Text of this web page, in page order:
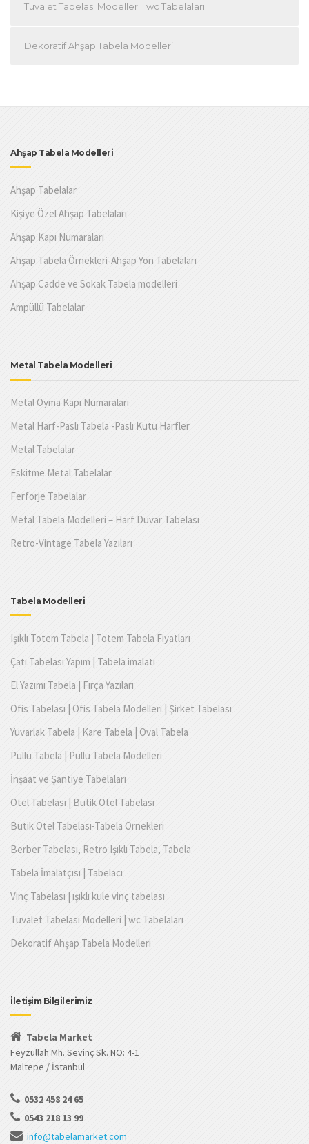
Tuvalet Tabelası Modelleri | wc Tabelaları
Dekoratif Ahşap Tabela Modelleri
Ahşap Tabela Modelleri
Ahşap Tabelalar
Kişiye Özel Ahşap Tabelaları
Ahşap Kapı Numaraları
Ahşap Tabela Örnekleri-Ahşap Yön Tabelaları
Ahşap Cadde ve Sokak Tabela modelleri
Ampüllü Tabelalar
Metal Tabela Modelleri
Metal Oyma Kapı Numaraları
Metal Harf-Paslı Tabela -Paslı Kutu Harfler
Metal Tabelalar
Eskitme Metal Tabelalar
Ferforje Tabelalar
Metal Tabela Modelleri – Harf Duvar Tabelası
Retro-Vintage Tabela Yazıları
Tabela Modelleri
Işıklı Totem Tabela | Totem Tabela Fiyatları
Çatı Tabelası Yapım | Tabela imalatı
El Yazımı Tabela | Fırça Yazıları
Ofis Tabelası | Ofis Tabela Modelleri | Şirket Tabelası
Yuvarlak Tabela | Kare Tabela | Oval Tabela
Pullu Tabela | Pullu Tabela Modelleri
İnşaat ve Şantiye Tabelaları
Otel Tabelası | Butik Otel Tabelası
Butik Otel Tabelası-Tabela Örnekleri
Berber Tabelası, Retro Işıklı Tabela, Tabela
Tabela İmalatçısı | Tabelacı
Vinç Tabelası | ışıklı kule vinç tabelası
Tuvalet Tabelası Modelleri | wc Tabelaları
Dekoratif Ahşap Tabela Modelleri
İletişim Bilgilerimiz
Tabela Market
Feyzullah Mh. Sevinç Sk. NO: 4-1
Maltepe / İstanbul
0532 458 24 65
0543 218 13 99
info@tabelamarket.com